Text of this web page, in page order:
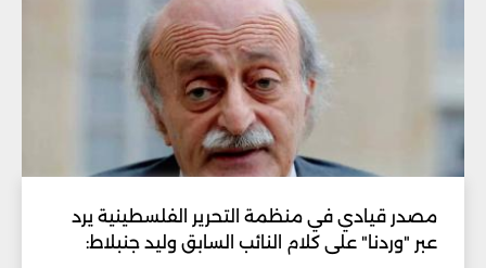
مصدر قيادي في منظمة التحرير الفلسطينية يرد
عبر "وردنا" على كلام النائب السابق وليد جنبلاط: